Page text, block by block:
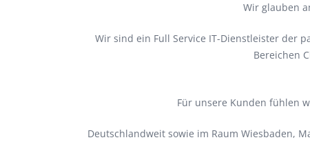
Wir glauben
Wir sind ein Full Service IT-Dienstleister der
Bereichen
Für unsere Kunden fühlen
Deutschlandweit sowie im Raum Wiesbaden,